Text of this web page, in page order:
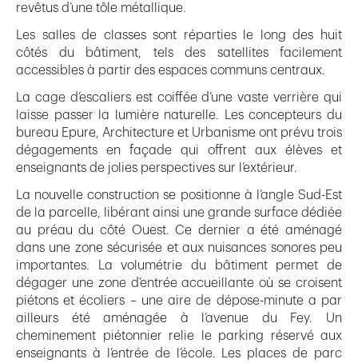
revêtus d’une tôle métallique.
Les salles de classes sont réparties le long des huit
côtés du bâtiment, tels des satellites facilement
accessibles à partir des espaces communs centraux.
La cage d’escaliers est coiffée d’une vaste verrière qui
laisse passer la lumière naturelle. Les concepteurs du
bureau Epure, Architecture et Urbanisme ont prévu trois
dégagements en façade qui offrent aux élèves et
enseignants de jolies perspectives sur l’extérieur.
La nouvelle construction se positionne à l’angle Sud-Est
de la parcelle, libérant ainsi une grande surface dédiée
au préau du côté Ouest. Ce dernier a été aménagé
dans une zone sécurisée et aux nuisances sonores peu
importantes. La volumétrie du bâtiment permet de
dégager une zone d’entrée accueillante où se croisent
piétons et écoliers – une aire de dépose-minute a par
ailleurs été aménagée à l’avenue du Fey. Un
cheminement piétonnier relie le parking réservé aux
enseignants à l’entrée de l’école. Les places de parc